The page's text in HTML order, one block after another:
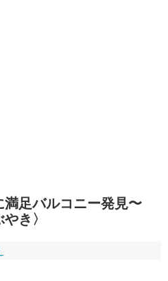
足バルコニー発見〜
き〉